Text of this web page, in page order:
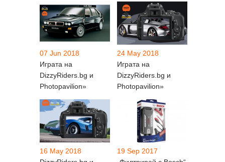
07 Jun 2018
Играта на
DizzyRiders.bg и
Photopavilion»
24 May 2018
Играта на
DizzyRiders.bg и
Photopavilion»
16 May 2018
19 Sep 2017